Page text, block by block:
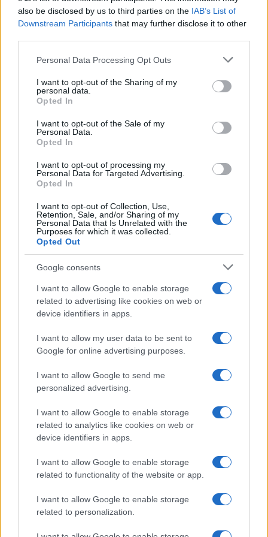
also be disclosed by us to third parties on the IAB’s List of
Downstream Participants that may further disclose it to other
Please note that this website/app uses one or more Google
not limited to your visit or usage behaviour. You may click to
grant or deny consent to Google and its third-party tags to
use your data for below specified purposes in below Google
consent section.
Personal Data Processing Opt Outs
I want to opt-out of the Sharing of my
personal data.
Opted In
I want to opt-out of the Sale of my
Personal Data.
Opted In
I want to opt-out of processing my
Personal Data for Targeted Advertising.
Opted In
I want to opt-out of Collection, Use,
Retention, Sale, and/or Sharing of my
Personal Data that Is Unrelated with the
Purposes for which it was collected.
Opted Out
Google consents
I want to allow Google to enable storage
related to advertising like cookies on web or
device identifiers in apps.
I want to allow my user data to be sent to
Google for online advertising purposes.
I want to allow Google to send me
personalized advertising.
I want to allow Google to enable storage
related to analytics like cookies on web or
device identifiers in apps.
I want to allow Google to enable storage
related to functionality of the website or app.
I want to allow Google to enable storage
related to personalization.
1 marzo, 2020
Quienes somos
Últimas Noticias
Señala una noticia
Actualidad.es es la gran fuente de información social. Actualidad,
televisión, crónica, deportes, gente, política y todas las noticias sobre
su ciudad.
Para señalar a la redacción de cualquier error en el uso del material
la retirada del material que atenta contra los derechos de terceros.
Copyright © 2024 | Actualidad.es - Publicado en España porAdHub
- Numero REA 2729933 - Todos los derechos reservados.
Contacto-Politica de cookies-Política de privacidad
Todos los contenidos se han realizado de forma híbrida por una
tecnología con Inteligencia Artificial y por creadores independientes
Italia
Cineverse Magazine
Donne Magazine
Milano Notizie
Notizie.it